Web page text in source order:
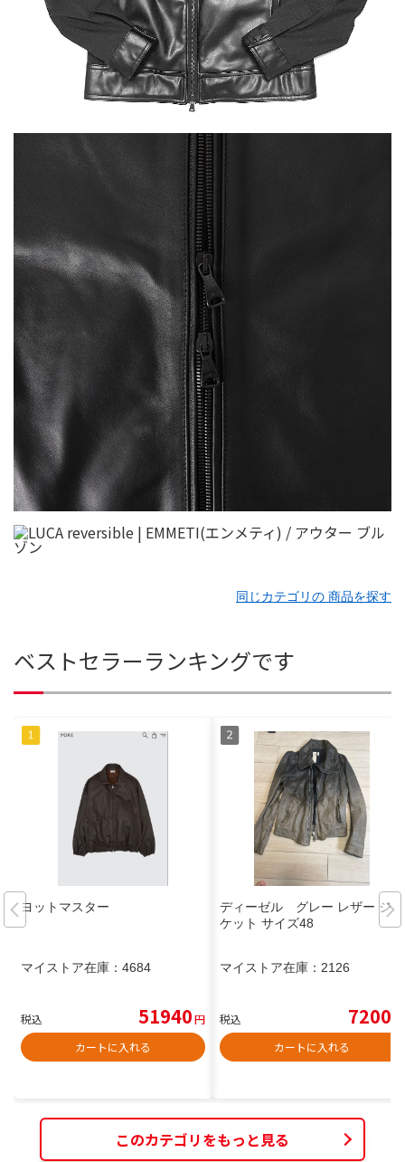
同じカテゴリの 商品を探す
ベストセラーランキングです
ヨットマスター
マイストア在庫： 4684
税込 51940円
カートに入れる
ディーゼル グレー レザー ジャ
ケット サイズ48
マイストア在庫： 2126
税込 7200
カートに入れる
このカテゴリをもっと見る